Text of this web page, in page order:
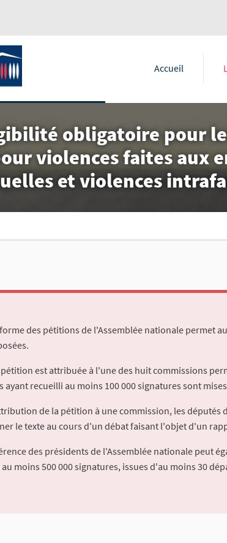
Accueil
obligatoire pour
violences faites aux
et violences
des pétitions de l'Assemblée nationale permet
est attribuée à l'une des huit commissions
ayant recueilli au moins 100 000 signatures sont
de la pétition à une commission, les
le texte au cours d'un débat faisant l'objet d'un
des présidents de l'Assemblée nationale peut
moins 500 000 signatures, issues d'au moins 30